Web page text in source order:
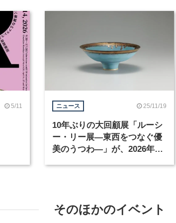
5/11 ニュース 25/11/19
10年ぶりの大回顧展「ルーシ
ー・リー展―東西をつなぐ優
美のうつわ―」が、2026年7
そのほかのイベント